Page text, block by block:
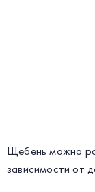
Щебень можно
зависимости от